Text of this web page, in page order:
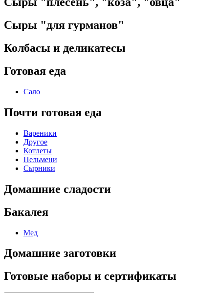
Сыры "для гурманов"
Колбасы и деликатесы
Готовая еда
Сало
Почти готовая еда
Вареники
Другое
Котлеты
Пельмени
Сырники
Домашние сладости
Бакалея
Мед
Домашние заготовки
Готовые наборы и сертификаты